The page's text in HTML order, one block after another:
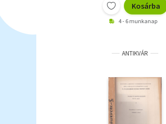
Kosárba
4 - 6 munkanap
ANTIKVÁR